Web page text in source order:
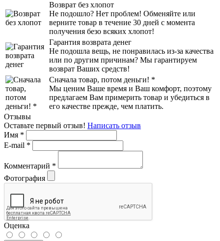
Возврат без хлопот
Не подошло? Нет проблем! Обменяйте или
верните товар в течение 30 дней с момента
получения безо всяких хлопот!
Гарантия возврата денег
Не подошла вещь, не понравилась из-за качества
или по другим причинам? Мы гарантируем
возврат Ваших средств!
Сначала товар, потом деньги! *
Мы ценим Ваше время и Ваш комфорт, поэтому
предлагаем Вам примерить товар и убедиться в
его качестве прежде, чем платить.
Отзывы
Оставьте первый отзыв! Написать отзыв
Имя *
E-mail *
Комментарий *
Фотография
Оценка